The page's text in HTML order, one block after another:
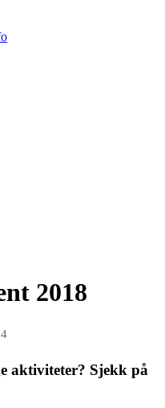
2018
aktiviteter? Sjekk på